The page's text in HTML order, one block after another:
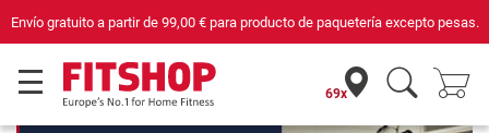
excepto pesas. Compra con seguridad en Fitshop, comercio con
69x